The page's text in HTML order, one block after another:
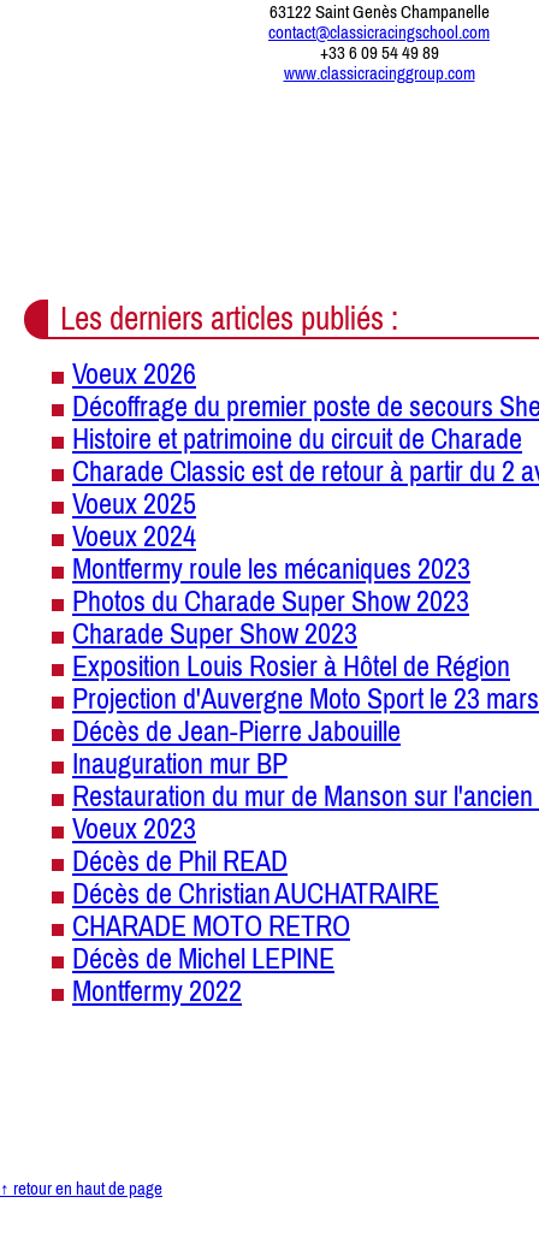
63122 Saint Genès Champanelle
contact@classicracingschool.com
+33 6 09 54 49 89
www.classicracinggroup.com
Les derniers articles publiés :
Voeux 2026
Décoffrage du premier poste de secours
Histoire et patrimoine du circuit de Charade
Charade Classic est de retour à partir du 2
Voeux 2025
Voeux 2024
Montfermy roule les mécaniques 2023
Photos du Charade Super Show 2023
Charade Super Show 2023
Exposition Louis Rosier à Hôtel de Région
Projection d'Auvergne Moto Sport le 23 mars
Décès de Jean-Pierre Jabouille
Inauguration mur BP
Restauration du mur de Manson sur
Voeux 2023
Décès de Phil READ
Décès de Christian AUCHATRAIRE
CHARADE MOTO RETRO
Décès de Michel LEPINE
Montfermy 2022
↑ retour en haut de page